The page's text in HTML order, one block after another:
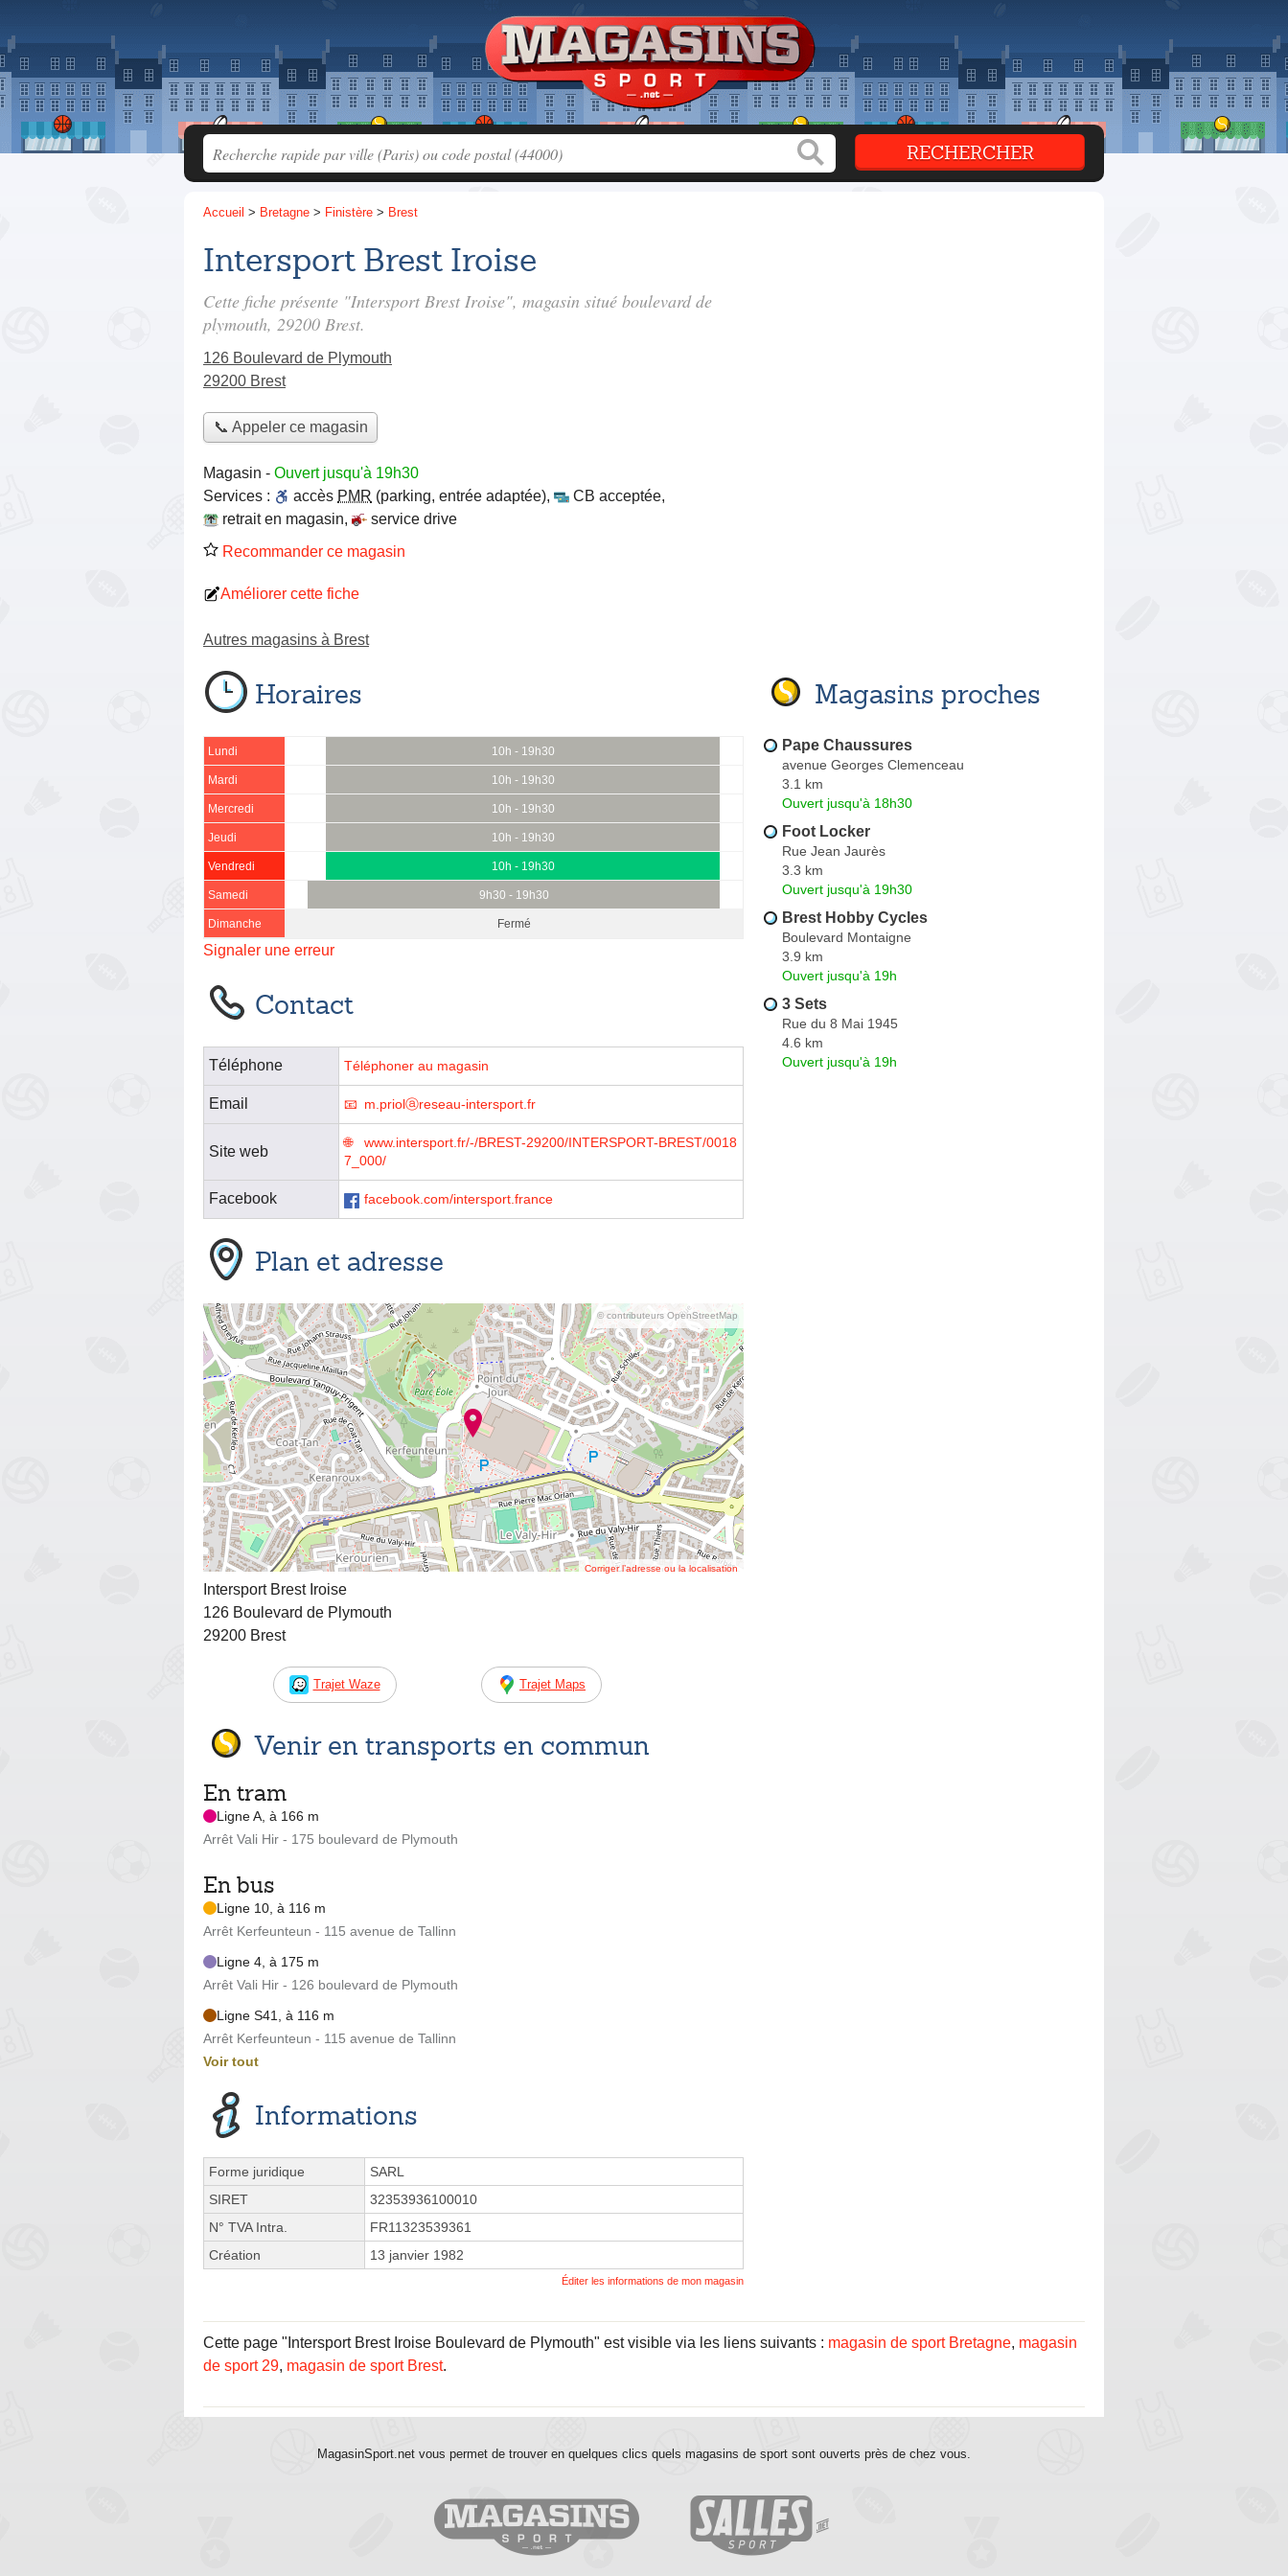
Accueil > Bretagne > Finistère > Brest
Intersport Brest Iroise
Cette fiche présente "Intersport Brest Iroise", magasin situé boulevard de
plymouth, 29200 Brest.
126 Boulevard de Plymouth
29200 Brest
📞 Appeler ce magasin
Magasin - Ouvert jusqu'à 19h30
Services :
accès PMR (parking, entrée adaptée), CB acceptée,
retrait en magasin,
service drive
Recommander ce magasin
Améliorer cette fiche
Autres magasins à Brest
Horaires
Lundi 10h - 19h30
Mardi 10h - 19h30
Mercredi 10h - 19h30
Jeudi 10h - 19h30
Vendredi 10h - 19h30
Samedi 9h30 - 19h30
Dimanche Fermé
Signaler une erreur
Contact
Téléphone Téléphoner au magasin
Email m.priolⓐreseau-intersport.fr
Site web
www.intersport.fr/-/BREST-29200/INTERSPORT-BREST/0018
7_000/
Facebook facebook.com/intersport.france
Plan et adresse
© contributeurs OpenStreetMap
Corriger l’adresse ou la localisation
Intersport Brest Iroise
126 Boulevard de Plymouth
29200 Brest
Trajet Waze Trajet Maps
Venir en transports en commun
En tram
Ligne A, à 166 m
Arrêt Vali Hir - 175 boulevard de Plymouth
En bus
Ligne 10, à 116 m
Arrêt Kerfeunteun - 115 avenue de Tallinn
Ligne 4, à 175 m
Arrêt Vali Hir - 126 boulevard de Plymouth
Ligne S41, à 116 m
Arrêt Kerfeunteun - 115 avenue de Tallinn
Voir tout
Informations
Forme juridique
SARL
SIRET
32353936100010
N° TVA Intra.
FR11323539361
Création
13 janvier 1982
Éditer les informations de mon magasin
Magasins proches
Pape Chaussures
avenue Georges Clemenceau
3.1 km
Ouvert jusqu'à 18h30
Foot Locker
Rue Jean Jaurès
3.3 km
Ouvert jusqu'à 19h30
Brest Hobby Cycles
Boulevard Montaigne
3.9 km
Ouvert jusqu'à 19h
3 Sets
Rue du 8 Mai 1945
4.6 km
Ouvert jusqu'à 19h
Cette page "Intersport Brest Iroise Boulevard de Plymouth" est visible via les liens suivants : magasin de sport Bretagne, magasin
de sport 29, magasin de sport Brest.
MagasinSport.net vous permet de trouver en quelques clics quels magasins de sport sont ouverts près de chez vous.